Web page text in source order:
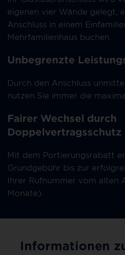
eigenen vier Wände gelegt,
Anschluss in einem
Mehrfamilienhaus buchen.
Unbegrenzte
Durch den Anschluss
nutzen Sie immer die
Fairer Wechsel durch
Doppelvertragsschutz
Mit dem Portierungsrabatt
Grundgebühr bis zur
Ihrer Rufnummer vom alten
Monate).
Informationen